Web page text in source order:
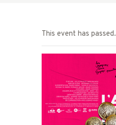
This event has passed.